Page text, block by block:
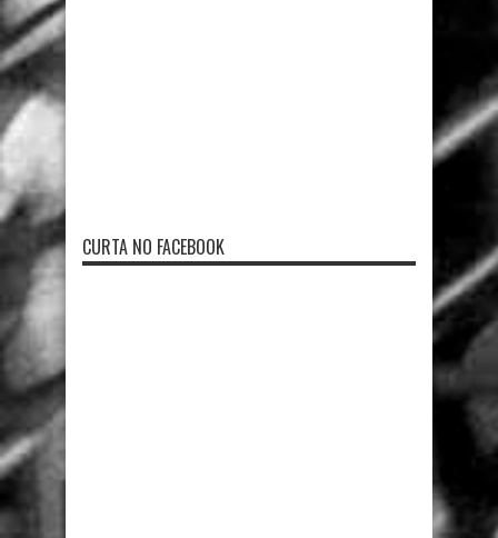
CURTA NO FACEBOOK